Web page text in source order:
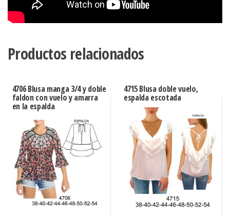
Productos relacionados
4706 Blusa manga 3/4 y doble
faldon con vuelo y amarra
en la espalda
4715 Blusa doble vuelo,
espalda escotada